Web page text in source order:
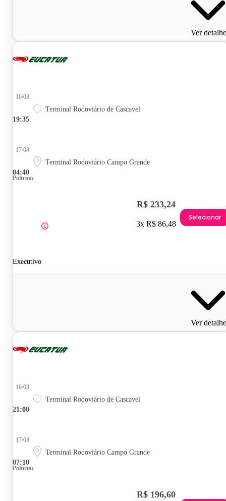
Ver
19:35
16/08
Terminal Rodoviário de Cascavel
04:40
17/08
Terminal Rodoviário Campo Grande
Poltrona
Executivo
R$ 233,24
3x R$ 86,48
Selecionar
Ver
21:00
16/08
Terminal Rodoviário de Cascavel
07:10
17/08
Terminal Rodoviário Campo Grande
Poltrona
R$ 196,60